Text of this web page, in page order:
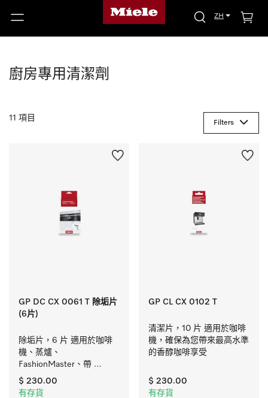
ZH
廚房專用清潔劑
11 項目
Filters
GP DC CX 0061 T 除垢片
(6片)
除垢片，6 片 適用於咖啡
機、蒸爐、
FashionMaster、帶
Moisture Plus 加濕功能的
爐腔/炊具。
$ 230.00
有存貨
GP CL CX 0102 T
清潔片，10 片 適用於咖啡
機，確保為您帶來最高水準
的香醇咖啡享受
$ 230.00
有存貨